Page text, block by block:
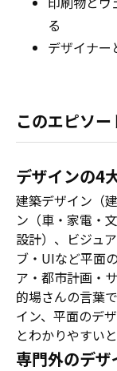
る
デザイナー
このエピソ
デザインの4
建築デザイン（
ン（車・家電・
設計）、ビジュ
ブ・UIなど平面
ア・都市計画・
的場さんの言葉
イン、平面のデ
とわかりやすい
専門外のデ